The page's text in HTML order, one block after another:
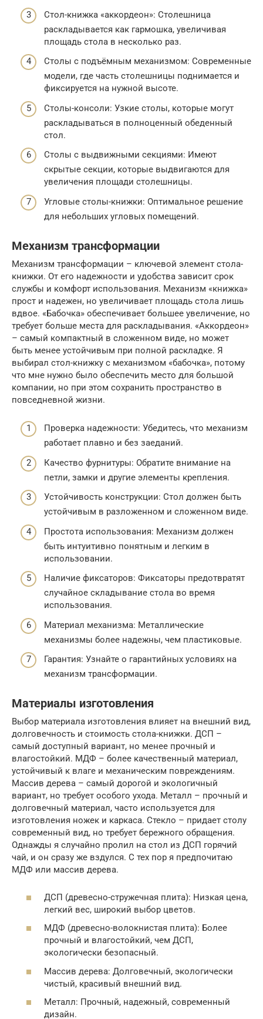
Стол-книжка «аккордеон»: Столешница
раскладывается как гармошка, увеличивая
площадь стола в несколько раз.
Столы с подъёмным механизмом: Современные
модели, где часть столешницы поднимается и
фиксируется на нужной высоте.
Столы-консоли: Узкие столы, которые могут
раскладываться в полноценный обеденный
стол.
Столы с выдвижными секциями: Имеют
скрытые секции, которые выдвигаются для
увеличения площади столешницы.
Угловые столы-книжки: Оптимальное решение
для небольших угловых помещений.
Механизм трансформации
Механизм трансформации – ключевой элемент стола-
книжки. От его надежности и удобства зависит срок
службы и комфорт использования. Механизм «книжка»
прост и надежен, но увеличивает площадь стола лишь
вдвое. «Бабочка» обеспечивает большее увеличение, но
требует больше места для раскладывания. «Аккордеон»
– самый компактный в сложенном виде, но может
быть менее устойчивым при полной раскладке. Я
выбирал стол-книжку с механизмом «бабочка», потому
что мне нужно было обеспечить место для большой
компании, но при этом сохранить пространство в
повседневной жизни.
Проверка надежности: Убедитесь, что механизм
работает плавно и без заеданий.
Качество фурнитуры: Обратите внимание на
петли, замки и другие элементы крепления.
Устойчивость конструкции: Стол должен быть
устойчивым в разложенном и сложенном виде.
Простота использования: Механизм должен
быть интуитивно понятным и легким в
использовании.
Наличие фиксаторов: Фиксаторы предотвратят
случайное складывание стола во время
использования.
Материал механизма: Металлические
механизмы более надежны, чем пластиковые.
Гарантия: Узнайте о гарантийных условиях на
механизм трансформации.
Материалы изготовления
Выбор материала изготовления влияет на внешний вид,
долговечность и стоимость стола-книжки. ДСП –
самый доступный вариант, но менее прочный и
влагостойкий. МДФ – более качественный материал,
устойчивый к влаге и механическим повреждениям.
Массив дерева – самый дорогой и экологичный
вариант, но требует особого ухода. Металл – прочный и
долговечный материал, часто используется для
изготовления ножек и каркаса. Стекло – придает столу
современный вид, но требует бережного обращения.
Однажды я случайно пролил на стол из ДСП горячий
чай, и он сразу же вздулся. С тех пор я предпочитаю
МДФ или массив дерева.
ДСП (древесно-стружечная плита): Низкая цена,
легкий вес, широкий выбор цветов.
МДФ (древесно-волокнистая плита): Более
прочный и влагостойкий, чем ДСП,
экологически безопасный.
Массив дерева: Долговечный, экологически
чистый, красивый внешний вид.
Металл: Прочный, надежный, современный
дизайн.